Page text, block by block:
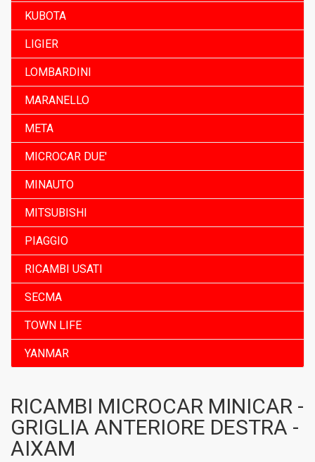
KUBOTA
LIGIER
LOMBARDINI
MARANELLO
META
MICROCAR DUE'
MINAUTO
MITSUBISHI
PIAGGIO
RICAMBI USATI
SECMA
TOWN LIFE
YANMAR
RICAMBI MICROCAR MINICAR -
GRIGLIA ANTERIORE DESTRA -
AIXAM